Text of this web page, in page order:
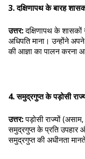
3. दक्षिणापथ के बारह
उत्तर:दक्षिणापथ के
अधिपति माना। उन्होंने
की आज्ञा का पालन करना
4. समुद्रगुप्त के पड़ोसी
उत्तर:पड़ोसी राज्यों
समुद्रगुप्त के प्रति
समुद्रगुप्त की अधीनता